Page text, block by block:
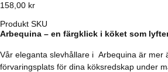
158,00 kr
Produkt SKU
Arbequina – en färgklick i köket som
Vår eleganta slevhållare i Arbequina är mer
förvaringsplats för dina köksredskap under